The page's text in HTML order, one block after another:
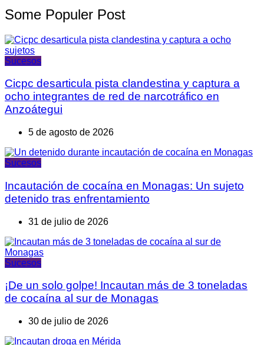
Some Populer Post
Sucesos
Cicpc desarticula pista clandestina y captura a
ocho integrantes de red de narcotráfico en
Anzoátegui
5 de agosto de 2026
Sucesos
Incautación de cocaína en Monagas: Un sujeto
detenido tras enfrentamiento
31 de julio de 2026
Sucesos
¡De un solo golpe! Incautan más de 3 toneladas
de cocaína al sur de Monagas
30 de julio de 2026